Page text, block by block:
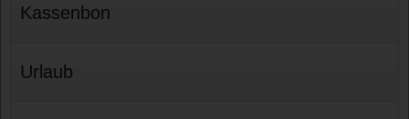
Kassenbon
Urlaub